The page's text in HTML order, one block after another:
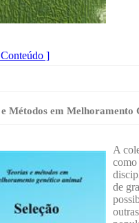
]
Métodos em Melhoramento
A
de